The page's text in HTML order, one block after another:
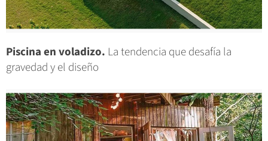
Piscina en voladizo. La tendencia que desafía la
gravedad y el diseño